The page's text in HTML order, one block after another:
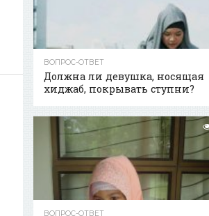
ВОПРОС-ОТВЕТ
Должна ли девушка, носящая
хиджаб, покрывать ступни?
ВОПРОС-ОТВЕТ